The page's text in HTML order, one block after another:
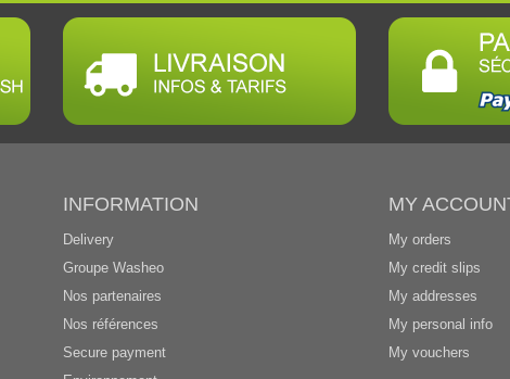
INFORMATION
Delivery
Groupe Washeo
Nos partenaires
Nos références
Secure payment
MY
My orders
My credit slips
My addresses
My personal info
My vouchers